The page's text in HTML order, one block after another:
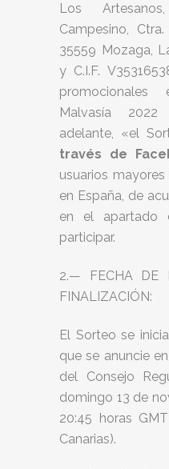
Los
Campesino,
35559 Mozaga,
y C.I.F.
Malvasía
adelante, «el
través de
usuarios
en España, de
en el apartado
participar.
2.— FECHA DE
FINALIZACIÓN:
El Sorteo se
que se anuncie
del Consejo
domingo 13 de
20:45 horas
Canarias).